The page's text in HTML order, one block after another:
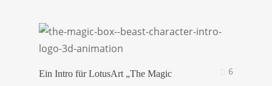
Ein Intro für LotusArt „The Magic
6